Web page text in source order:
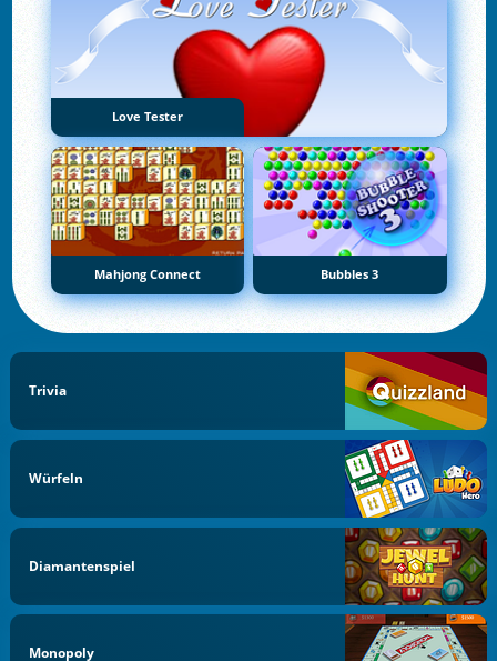
Love Tester
Mahjong Connect Bubbles 3
Trivia
Würfeln
Diamantenspiel
Monopoly